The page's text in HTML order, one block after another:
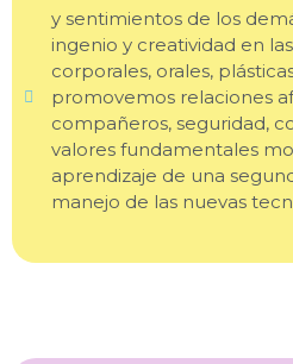
y sentimientos de los
ingenio y creatividad en
corporales, orales,
promovemos relaciones
compañeros, seguridad,
valores fundamentales
aprendizaje de una
manejo de las nuevas